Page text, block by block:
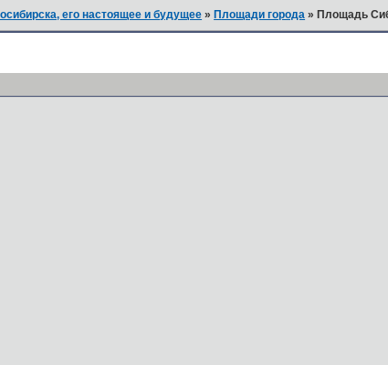
его настоящее и будущее »Площади города »Площадь